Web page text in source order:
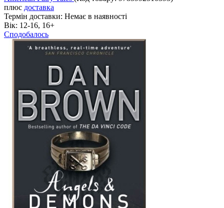
плюс доставка
Термін доставки: Немає в наявності
Вік: 12-16, 16+
Сподобалось